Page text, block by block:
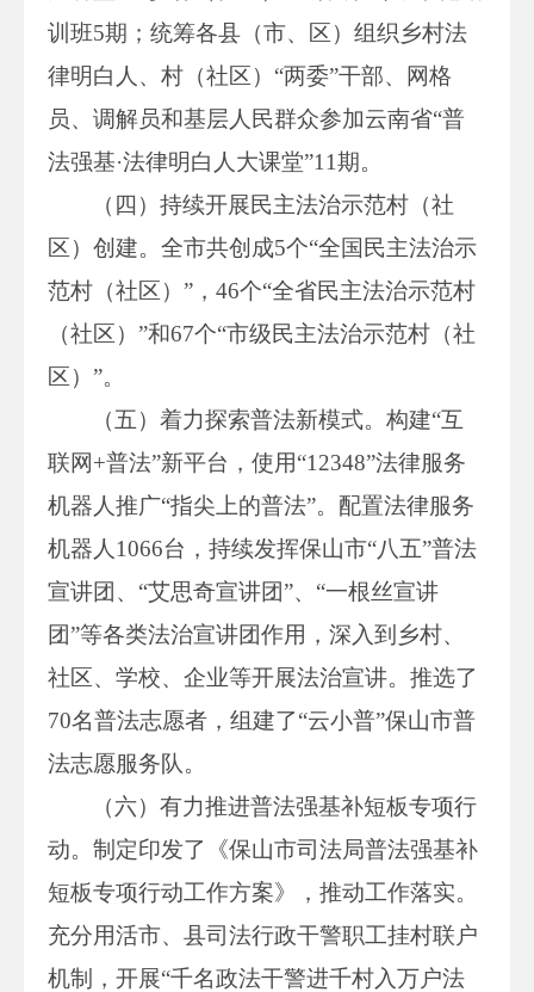
训班5期；统筹各县（市、区）组织乡村法
律明白人、村（社区）“两委”干部、网格
员、调解员和基层人民群众参加云南省“普
法强基·法律明白人大课堂”11期。
（四）持续开展民主法治示范村（社
区）创建。全市共创成5个“全国民主法治示
范村（社区）”，46个“全省民主法治示范村
（社区）”和67个“市级民主法治示范村（社
区）”。
（五）着力探索普法新模式。构建“互
联网+普法”新平台，使用“12348”法律服务
机器人推广“指尖上的普法”。配置法律服务
机器人1066台，持续发挥保山市“八五”普法
宣讲团、“艾思奇宣讲团”、“一根丝宣讲
团”等各类法治宣讲团作用，深入到乡村、
社区、学校、企业等开展法治宣讲。推选了
70名普法志愿者，组建了“云小普”保山市普
法志愿服务队。
（六）有力推进普法强基补短板专项行
动。制定印发了《保山市司法局普法强基补
短板专项行动工作方案》，推动工作落实。
充分用活市、县司法行政干警职工挂村联户
机制，开展“千名政法干警进千村入万户法